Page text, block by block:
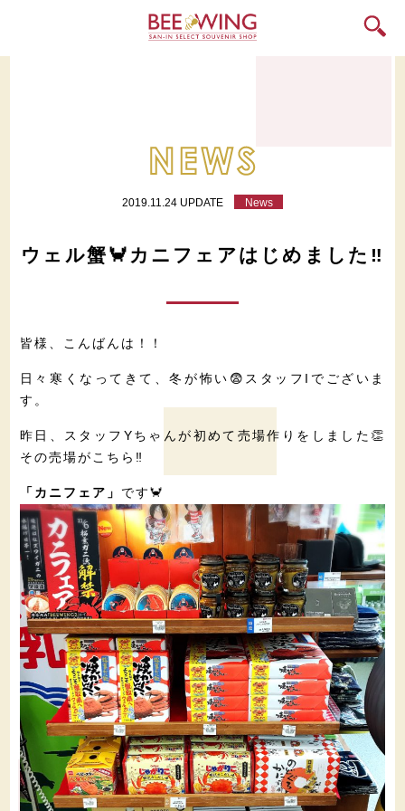
2019.11.24 UPDATE News
ウェル蟹🦀カニフェアはじめました‼️
皆様、こんばんは！！
日々寒くなってきて、冬が怖い😨スタッフIでございま
す。
昨日、スタッフYちゃんが初めて売場作りをしました👏
その売場がこちら‼️
「カニフェア」 です🦀